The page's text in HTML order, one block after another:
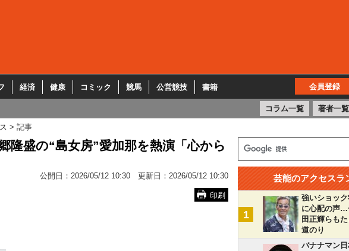
経済 健康 コミック 競馬 公営競技 書籍 会員登録
コラム一覧 著者一覧
記事
隆盛の“島女房”愛加那を熱演「心から
公開日： 2026/05/12 10:30 更新日： 2026/05/12 10:30
印刷
芸能のアクセスラ
1
強いショッ
に心配の声…
田正輝らも
道のり
バナナマン